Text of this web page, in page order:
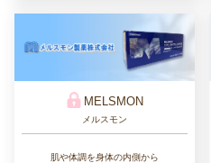
MELSMON
メルスモン
肌や体調を身体の内側から